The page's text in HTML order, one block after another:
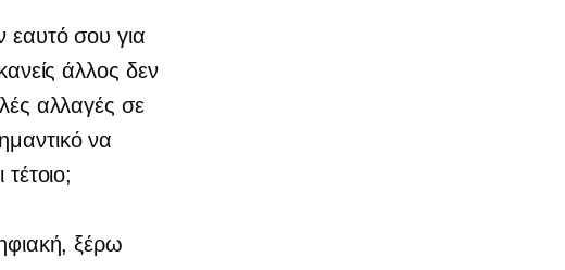
εαυτό σου για
άλλος δεν
αλλαγές σε
να
ξέρω